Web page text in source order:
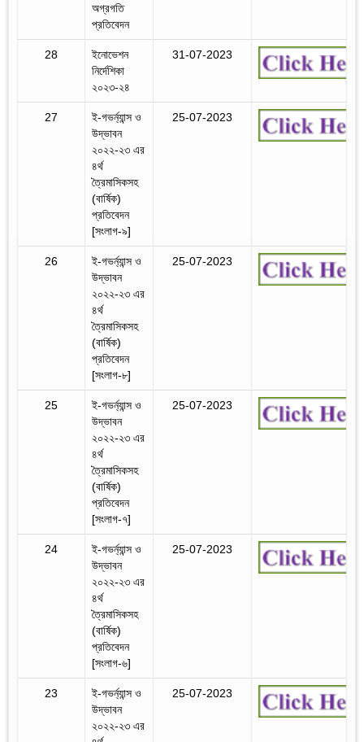
অগ্রগতি
প্রতিবেদন
28
ইনোভেশন
নির্দেশিকা
২০২৩-২৪
31-07-2023
27
ই-গভর্ন্যান্স ও
‍উদ্ভাবন
২০২২-২৩ এর
৪র্থ
ত্রৈমাসিকসহ
(বার্ষিক)
প্রতিবেদন
[সংলাগ-৯]
25-07-2023
26
ই-গভর্ন্যান্স ও
‍উদ্ভাবন
২০২২-২৩ এর
৪র্থ
ত্রৈমাসিকসহ
(বার্ষিক)
প্রতিবেদন
[সংলাগ-৮]
25-07-2023
25
ই-গভর্ন্যান্স ও
‍উদ্ভাবন
২০২২-২৩ এর
৪র্থ
ত্রৈমাসিকসহ
(বার্ষিক)
প্রতিবেদন
[সংলাগ-৭]
25-07-2023
24
ই-গভর্ন্যান্স ও
‍উদ্ভাবন
২০২২-২৩ এর
৪র্থ
ত্রৈমাসিকসহ
(বার্ষিক)
প্রতিবেদন
[সংলাগ-৬]
25-07-2023
23
ই-গভর্ন্যান্স ও
‍উদ্ভাবন
২০২২-২৩ এর
25-07-2023